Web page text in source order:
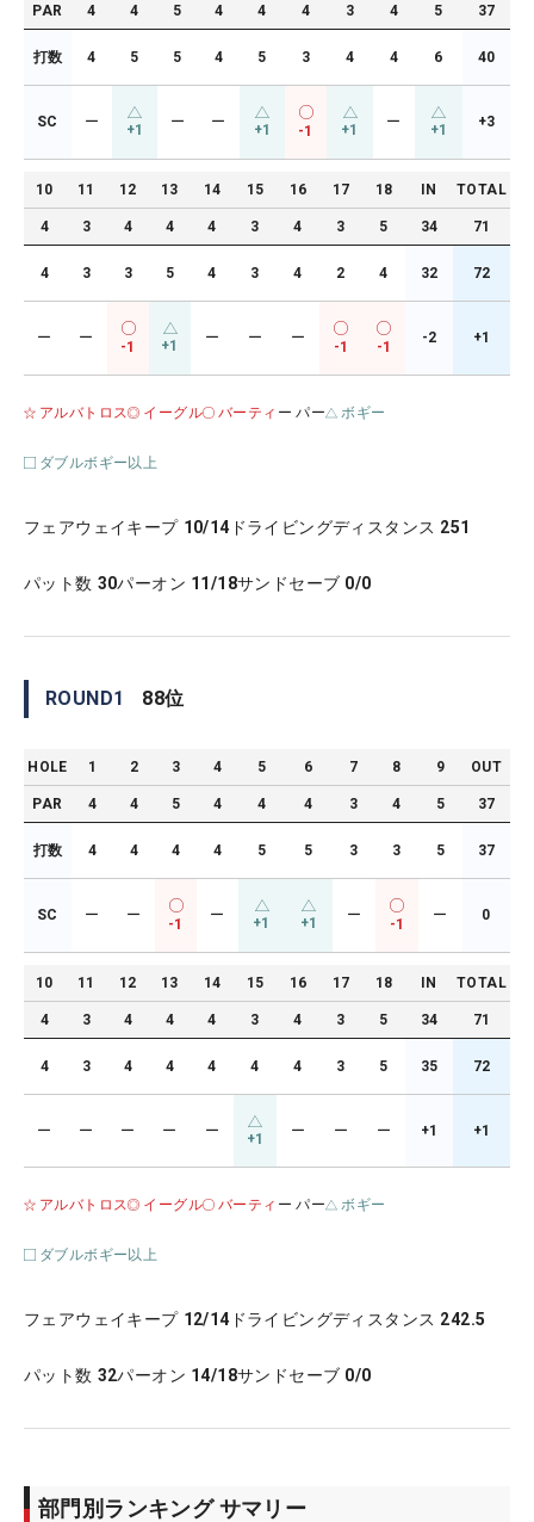
PAR 4 4 5 4 4 4 3 4 5 37
打数 4 5 5 4 5 3 4 4 6 40
SC ー +1 ー ー +1 -1 +1 ー +1 +3
10 11 12 13 14 15 16 17 18 IN TOTAL
4 3 4 4 4 3 4 3 5 34 71
4 3 3 5 4 3 4 2 4 32 72
ー ー
-1 +1 ー ー ー
-1 -1
-2 +1
アルバトロス イーグル バーティ ー パー ボギー
ダブルボギー以上
フェアウェイキープ 10/14 ドライビングディスタンス 251
パット数 30パーオン 11/18サンドセーブ 0/0
ROUND1 88位
HOLE 1 2 3 4 5 6 7 8 9 OUT
PAR 4 4 5 4 4 4 3 4 5 37
打数 4 4 4 4 5 5 3 3 5 37
SC ー ー
-1
ー +1 +1 ー
-1
ー 0
10 11 12 13 14 15 16 17 18 IN TOTAL
4 3 4 4 4 3 4 3 5 34 71
4 3 4 4 4 4 4 3 5 35 72
ー ー ー ー ー +1 ー ー ー +1 +1
アルバトロス イーグル バーティ ー パー ボギー
ダブルボギー以上
フェアウェイキープ 12/14 ドライビングディスタンス 242.5
パット数 32パーオン 14/18サンドセーブ 0/0
部門別ランキング サマリー